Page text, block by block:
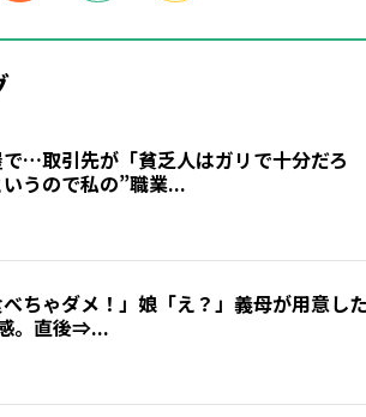
…取引先が「貧乏人はガリで十分だろ
いうので私の”職業...
ちゃダメ！」娘「え？」義母が用意し
。直後⇒...